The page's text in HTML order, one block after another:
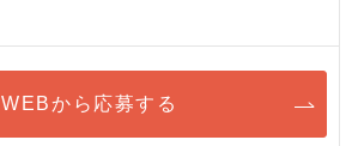
WEBから応募する